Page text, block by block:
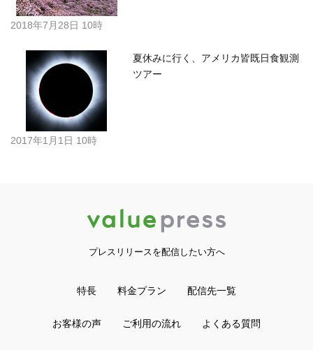
2018年7月28日 10時
夏休みに行く、アメリカ皆既日食観測
ツアー
2017年1月1日 10時
プレスリリースを配信したい方へ
特長 料金プラン 配信先一覧
お客様の声 ご利用の流れ よくある質問